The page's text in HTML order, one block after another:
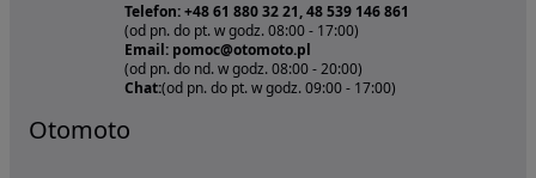
Telefon: +48 61 880 32 21, 48 539 146 861
(od pn. do pt. w godz. 08:00 - 17:00)
Email: pomoc@otomoto.pl
(od pn. do nd. w godz. 08:00 - 20:00)
Chat:(od pn. do pt. w godz. 09:00 - 17:00)
Otomoto